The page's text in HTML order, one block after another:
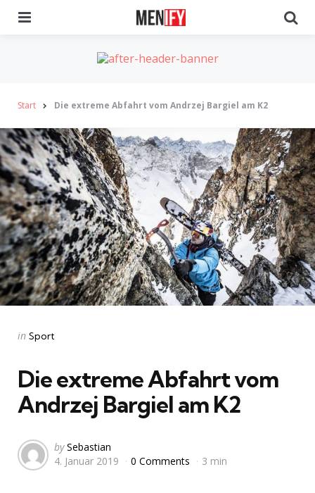
Start Die extreme Abfahrt vom Andrzej Bargiel am K2
Categories
Posted
in Sport
Die extreme Abfahrt vom
Andrzej Bargiel am K2
Posted
by
by Sebastian
4. Januar 2019
0 Comments 3 min